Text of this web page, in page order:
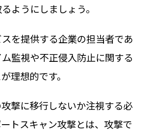
ようにしましょう。
を提供する企業の担当者であ
監視や不正侵入防止に関する
理想的です。
撃に移行しないか注視する必
トスキャン攻撃とは、攻撃で